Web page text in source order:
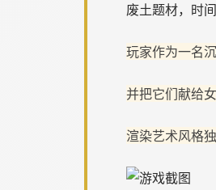
废土题材，时
玩家作为一名
并把它们献给
渲染艺术风格